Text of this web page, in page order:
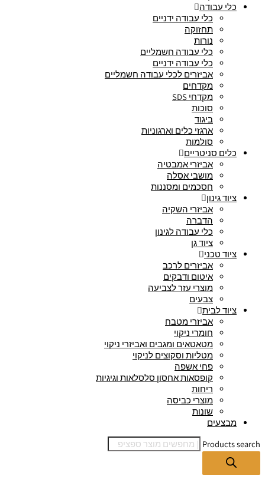
כלי עבודה
כלי עבודה ידניים
תחזוקה
נורות
כלי עבודה חשמליים
כלי עבודה ידניים
אביזרים לכלי עבודה חשמליים
מקדחים
מקדחי SDS
סוכות
ביגוד
ארגזי כלים וארגוניות
סולמות
כלים סניטריים
אביזרי אמבטיה
מושבי אסלה
חסכמים ומסננות
ציוד גינון
אביזרי השקיה
הדברה
כלי עבודה לגינון
ציוד גן
ציוד טכני
אביזרים לרכב
איטום ודבקים
מוצרי עזר לצביעה
צבעים
ציוד לבית
אביזרי מטבח
חומרי ניקוי
מטאטאים ומגבים ואביזרי ניקוי
מטליות וסקוצים לניקוי
פחי אשפה
קופסאות אחסון סלסלאות וגיגיות
ריחות
מוצרי כביסה
שונות
מבצעים
Products search